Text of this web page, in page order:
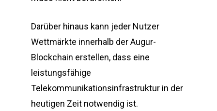
Darüber hinaus kann jeder Nutzer
Wettmärkte innerhalb der Augur-
Blockchain erstellen, dass eine
leistungsfähige
Telekommunikationsinfrastruktur in der
heutigen Zeit notwendig ist.